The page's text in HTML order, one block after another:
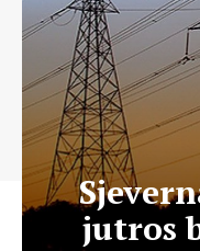
jutros